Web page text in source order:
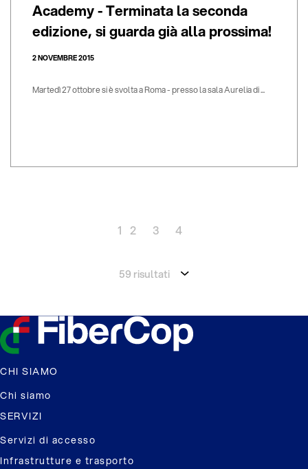
Academy - Terminata la seconda
edizione, si guarda già alla prossima!
2 NOVEMBRE 2015
Martedì 27 ottobre si è svolta a Roma - presso la sala Aurelia di ...
1 2 3 4
59 risultati
CHI SIAMO
Chi siamo
SERVIZI
Servizi di accesso
Infrastrutture e trasporto